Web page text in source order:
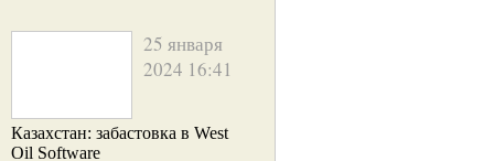
25 января
2024 16:41
Казахстан: забастовка в West
Oil Software